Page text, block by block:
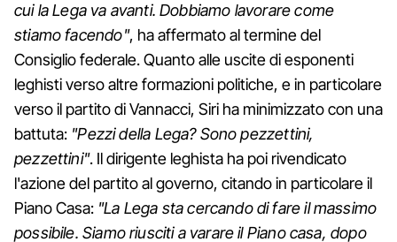
cui la Lega va avanti. Dobbiamo lavorare come
stiamo facendo", ha affermato al termine del
Consiglio federale. Quanto alle uscite di esponenti
leghisti verso altre formazioni politiche, e in particolare
verso il partito di Vannacci, Siri ha minimizzato con una
battuta: "Pezzi della Lega? Sono pezzettini,
pezzettini". Il dirigente leghista ha poi rivendicato
l'azione del partito al governo, citando in particolare il
Piano Casa: "La Lega sta cercando di fare il massimo
possibile. Siamo riusciti a varare il Piano casa, dopo